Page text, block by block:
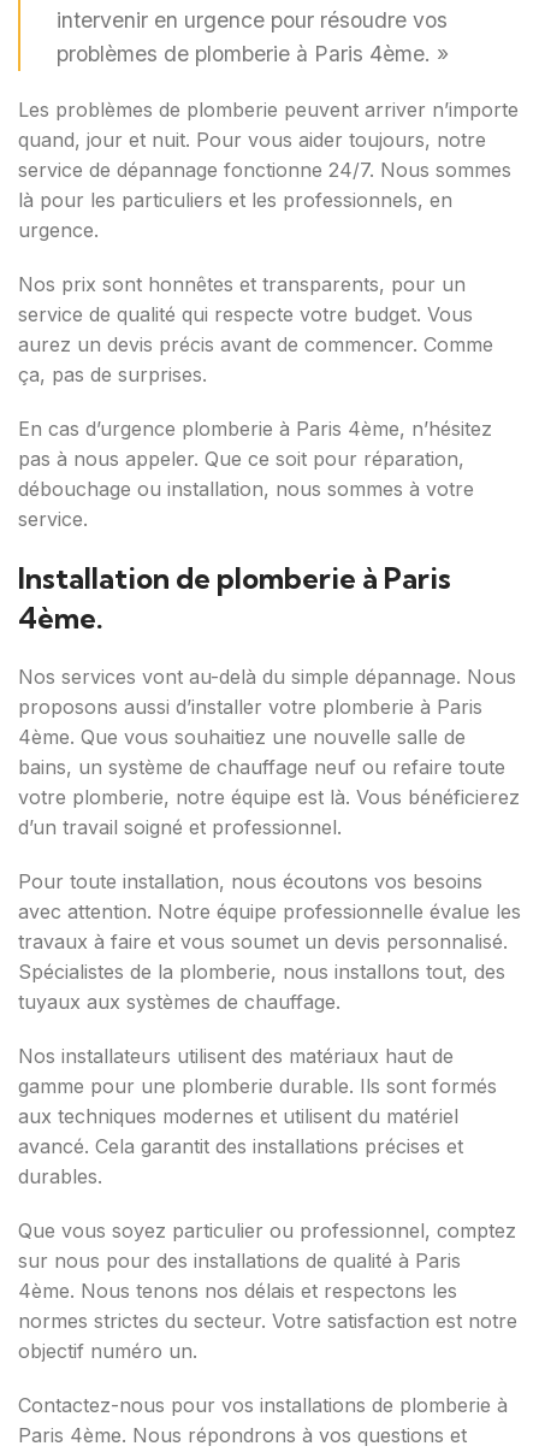
intervenir en urgence pour résoudre vos
problèmes de plomberie à Paris 4ème. »
Les problèmes de plomberie peuvent arriver n’importe
quand, jour et nuit. Pour vous aider toujours, notre
service de dépannage fonctionne 24/7. Nous sommes
là pour les particuliers et les professionnels, en
urgence.
Nos prix sont honnêtes et transparents, pour un
service de qualité qui respecte votre budget. Vous
aurez un devis précis avant de commencer. Comme
ça, pas de surprises.
En cas d’urgence plomberie à Paris 4ème, n’hésitez
pas à nous appeler. Que ce soit pour réparation,
débouchage ou installation, nous sommes à votre
service.
Installation de plomberie à Paris
4ème.
Nos services vont au-delà du simple dépannage. Nous
proposons aussi d’installer votre plomberie à Paris
4ème. Que vous souhaitiez une nouvelle salle de
bains, un système de chauffage neuf ou refaire toute
votre plomberie, notre équipe est là. Vous bénéficierez
d’un travail soigné et professionnel.
Pour toute installation, nous écoutons vos besoins
avec attention. Notre équipe professionnelle évalue les
travaux à faire et vous soumet un devis personnalisé.
Spécialistes de la plomberie, nous installons tout, des
tuyaux aux systèmes de chauffage.
Nos installateurs utilisent des matériaux haut de
gamme pour une plomberie durable. Ils sont formés
aux techniques modernes et utilisent du matériel
avancé. Cela garantit des installations précises et
durables.
Que vous soyez particulier ou professionnel, comptez
sur nous pour des installations de qualité à Paris
4ème. Nous tenons nos délais et respectons les
normes strictes du secteur. Votre satisfaction est notre
objectif numéro un.
Contactez-nous pour vos installations de plomberie à
Paris 4ème. Nous répondrons à vos questions et